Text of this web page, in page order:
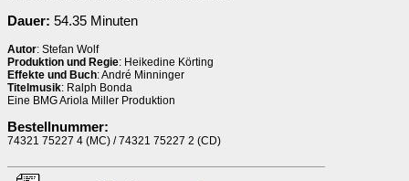
Dauer: 54.35 Minuten
Autor: Stefan Wolf
Produktion und Regie: Heikedine Körting
Effekte und Buch: André Minninger
Titelmusik: Ralph Bonda
Eine BMG Ariola Miller Produktion
Bestellnummer:
74321 75227 4 (MC) / 74321 75227 2 (CD)